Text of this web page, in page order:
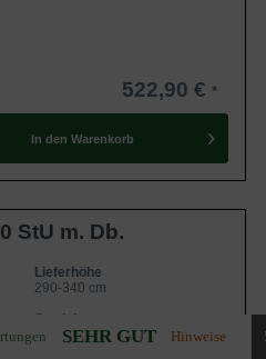
SEHR GUT Hinweise
522,90 €
In den Warenkorb
StU m. Db.
Lieferhöhe
290-340 cm
Gewicht
ca. 250 kg